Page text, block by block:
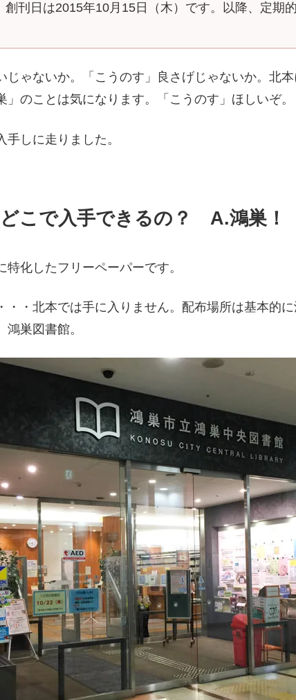
創刊日は2015年10月15日（木）です。以降、定期
じゃないか。「こうのす」良さげじゃないか。北
」のことは気になります。「こうのす」ほしいぞ。
手しに走りました。
こで入手できるの？ A.鴻巣！
特化したフリーペーパーです。
・・北本では手に入りません。配布場所は基本的
巣図書館。